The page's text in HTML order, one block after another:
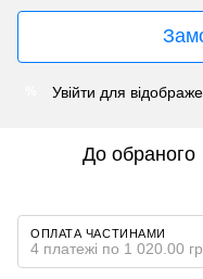
Увійти для
До обраного
ОПЛАТА ЧАСТИНАМИ
4 платежі по 1 020.00